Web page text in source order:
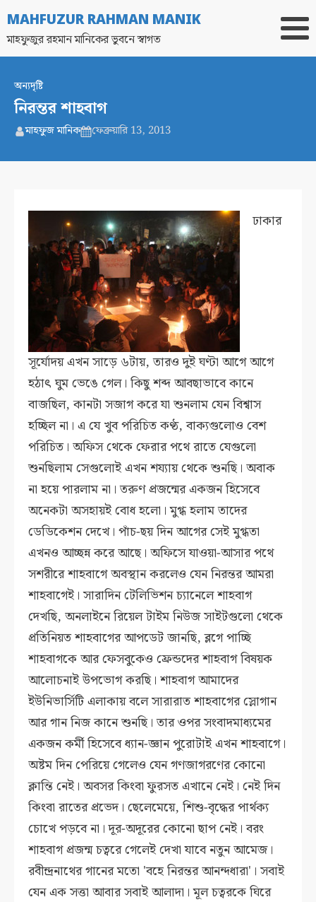
MAHFUZUR RAHMAN MANIK
মাহফুজুর রহমান মানিকের ভুবনে স্বাগত
অন্যদৃষ্টি
নিরন্তর শাহবাগ
মাহফুজ মানিক ফেব্রুয়ারি 13, 2013
ঢাকার
সূর্যোদয় এখন সাড়ে ৬টায়, তারও দুই ঘণ্টা আগে আগে
হঠাৎ ঘুম ভেঙে গেল। কিছু শব্দ আবছাভাবে কানে
বাজছিল, কানটা সজাগ করে যা শুনলাম যেন বিশ্বাস
হচ্ছিল না। এ যে খুব পরিচিত কণ্ঠ, বাক্যগুলোও বেশ
পরিচিত। অফিস থেকে ফেরার পথে রাতে যেগুলো
শুনছিলাম সেগুলোই এখন শয্যায় থেকে শুনছি। অবাক
না হয়ে পারলাম না। তরুণ প্রজন্মের একজন হিসেবে
অনেকটা অসহায়ই বোধ হলো। মুগ্ধ হলাম তাদের
ডেডিকেশন দেখে। পাঁচ-ছয় দিন আগের সেই মুগ্ধতা
এখনও আচ্ছন্ন করে আছে। অফিসে যাওয়া-আসার পথে
সশরীরে শাহবাগে অবস্থান করলেও যেন নিরন্তর আমরা
শাহবাগেই। সারাদিন টেলিভিশন চ্যানেলে শাহবাগ
দেখছি, অনলাইনে রিয়েল টাইম নিউজ সাইটগুলো থেকে
প্রতিনিয়ত শাহবাগের আপডেট জানছি, ব্লগে পাচ্ছি
শাহবাগকে আর ফেসবুকেও ফ্রেন্ডদের শাহবাগ বিষয়ক
আলোচনাই উপভোগ করছি। শাহবাগ আমাদের
ইউনিভার্সিটি এলাকায় বলে সারারাত শাহবাগের স্লোগান
আর গান নিজ কানে শুনছি। তার ওপর সংবাদমাধ্যমের
একজন কর্মী হিসেবে ধ্যান-জ্ঞান পুরোটাই এখন শাহবাগে।
অষ্টম দিন পেরিয়ে গেলেও যেন গণজাগরণের কোনো
ক্লান্তি নেই। অবসর কিংবা ফুরসত এখানে নেই। নেই দিন
কিংবা রাতের প্রভেদ। ছেলেমেয়ে, শিশু-বৃদ্ধের পার্থক্য
চোখে পড়বে না। দূর-অদূরের কোনো ছাপ নেই। বরং
শাহবাগ প্রজন্ম চত্বরে গেলেই দেখা যাবে নতুন আমেজ।
রবীন্দ্রনাথের গানের মতো 'বহে নিরন্তর আনন্দধারা'। সবাই
যেন এক সত্তা আবার সবাই আলাদা। মূল চত্বরকে ঘিরে